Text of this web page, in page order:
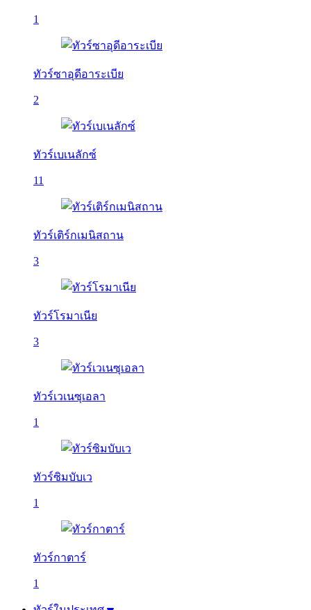
1
ทัวร์ซาอุดีอาระเบีย
2
ทัวร์เบเนลักซ์
11
ทัวร์เติร์กเมนิสถาน
3
ทัวร์โรมาเนีย
3
ทัวร์เวเนซุเอลา
1
ทัวร์ซิมบับเว
1
ทัวร์กาตาร์
1